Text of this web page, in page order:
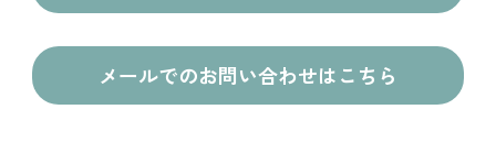
メールでのお問い合わせはこちら